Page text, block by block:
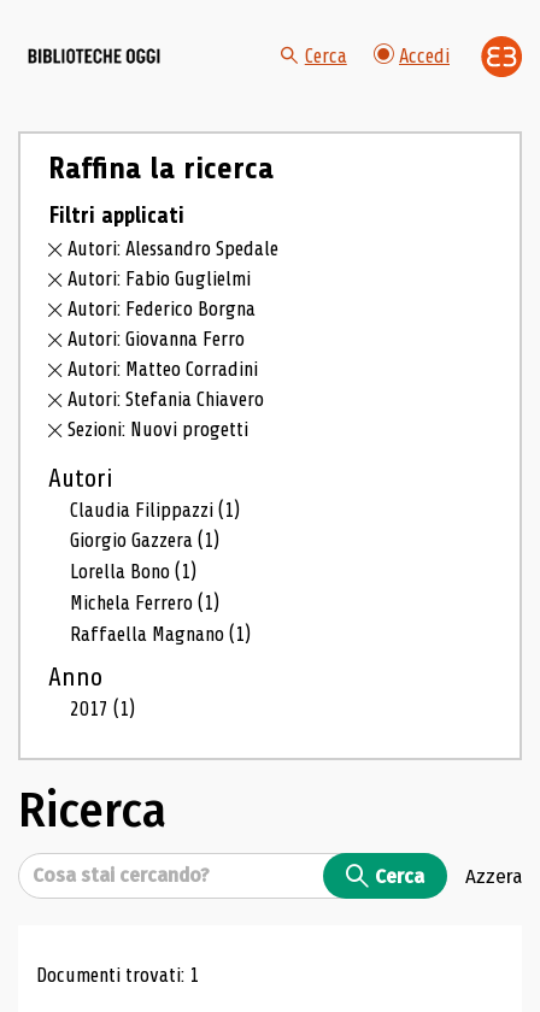
Cerca Accedi
Raffina la ricerca
Filtri applicati
Autori: Alessandro Spedale
Autori: Fabio Guglielmi
Autori: Federico Borgna
Autori: Giovanna Ferro
Autori: Matteo Corradini
Autori: Stefania Chiavero
Sezioni: Nuovi progetti
Autori
Claudia Filippazzi(1)
Giorgio Gazzera(1)
Lorella Bono(1)
Michela Ferrero(1)
Raffaella Magnano(1)
Anno
2017(1)
Ricerca
Cerca Cerca Azzera
Risultati di ricerca
Documenti trovati: 1